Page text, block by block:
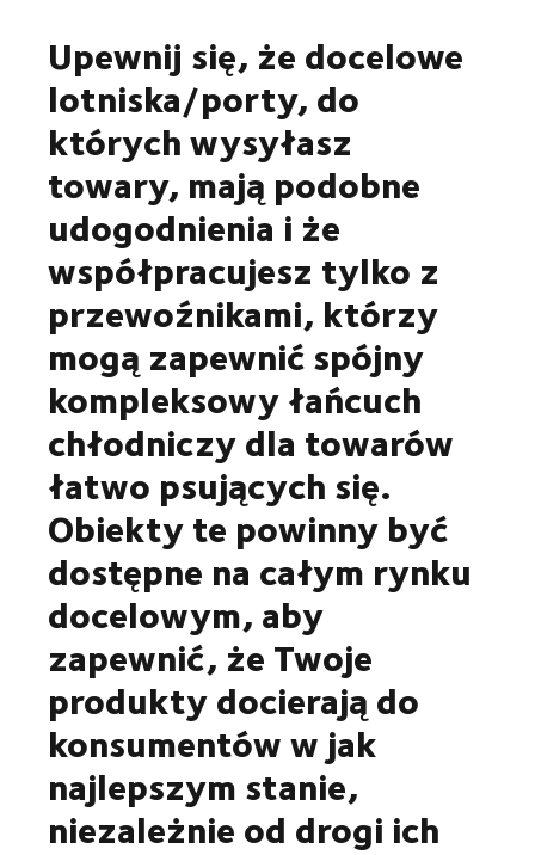
Upewnij się, że docelowe
lotniska/porty, do
których wysyłasz
towary, mają podobne
udogodnienia i że
współpracujesz tylko z
przewoźnikami, którzy
mogą zapewnić spójny
kompleksowy łańcuch
chłodniczy dla towarów
łatwo psujących się.
Obiekty te powinny być
dostępne na całym rynku
docelowym, aby
zapewnić, że Twoje
produkty docierają do
konsumentów w jak
najlepszym stanie,
niezależnie od drogi ich